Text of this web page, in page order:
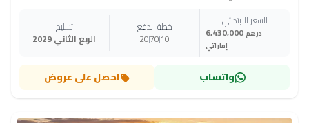
السعر الابتدائي
6,430,000 درهم
إماراتي
خطة الدفع
10
70
20
تسليم
الربع الثاني 2029
واتساب احصل على عروض